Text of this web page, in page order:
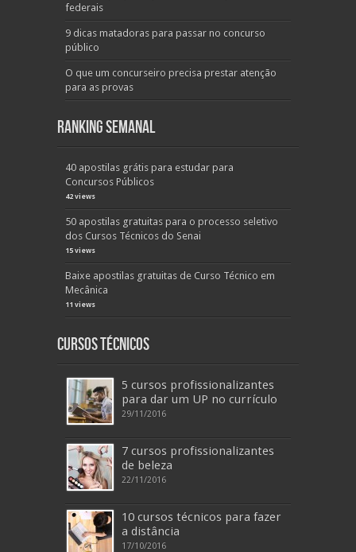
federais
9 dicas matadoras para passar no concurso
público
O que um concurseiro precisa prestar atenção
para as provas
Ranking Semanal
40 apostilas grátis para estudar para
Concursos Públicos
42 views
50 apostilas gratuitas para o processo seletivo
dos Cursos Técnicos do Senai
15 views
Baixe apostilas gratuitas de Curso Técnico em
Mecânica
11 views
Cursos Técnicos
5 cursos profissionalizantes
para dar um UP no currículo
29/11/2016
7 cursos profissionalizantes
de beleza
22/11/2016
10 cursos técnicos para fazer
a distância
17/10/2016